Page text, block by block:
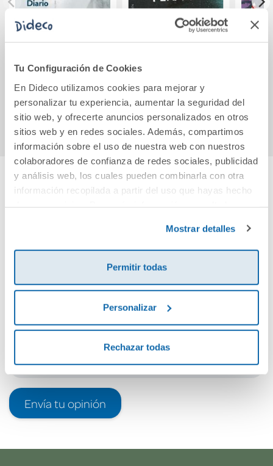
Tu Configuración de Cookies
En Dideco utilizamos cookies para mejorar y
personalizar tu experiencia, aumentar la seguridad del
sitio web, y ofrecerte anuncios personalizados en otros
sitios web y en redes sociales. Además, compartimos
información sobre el uso de nuestra web con nuestros
colaboradores de confianza de redes sociales, publicidad
y análisis web, los cuales pueden combinarla con otra
información recopilada a partir del uso que hayas hecho
Mostrar detalles
Permitir todas
Personalizar
Rechazar todas
11,95€
Comprar
La memoria de los
12,50€
Comprar
Cuéntanos tu opinión
¡Sé el primero en valorar este producto!
Envía tu opinión